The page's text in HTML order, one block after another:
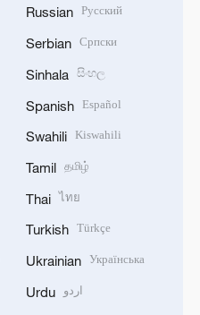
Russian Русский
Serbian Српски
Sinhala සිංහල
Spanish Español
Swahili Kiswahili
Tamil தமிழ்
Thai ไทย
Turkish Türkçe
Ukrainian Українська
Urdu اردو